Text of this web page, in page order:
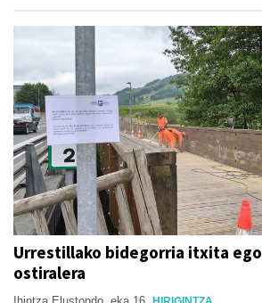
Urrestillako bidegorria itxita
ostiralera